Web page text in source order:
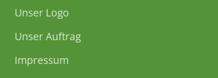
Unser Logo
Unser Auftrag
Impressum